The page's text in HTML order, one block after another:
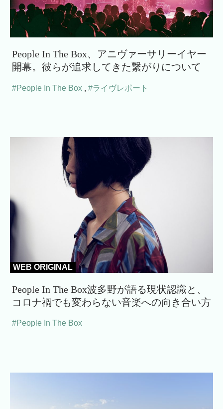
People In The Box、アニヴァーサリーイヤー
開幕。彼らが追求してきた繋がりについて
#People In The Box , #ライヴレポート
WEB ORIGINAL
People In The Box波多野が語る現状認識と、
コロナ禍でも変わらない音楽への向き合い方
#People In The Box